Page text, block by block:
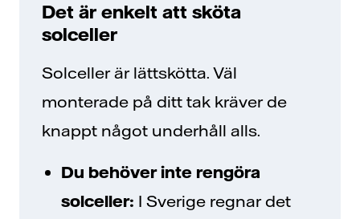
Det är enkelt att sköta
solceller
Solceller är lättskötta. Väl
monterade på ditt tak kräver de
knappt något underhåll alls.
Du behöver inte rengöra
solceller: I Sverige regnar det